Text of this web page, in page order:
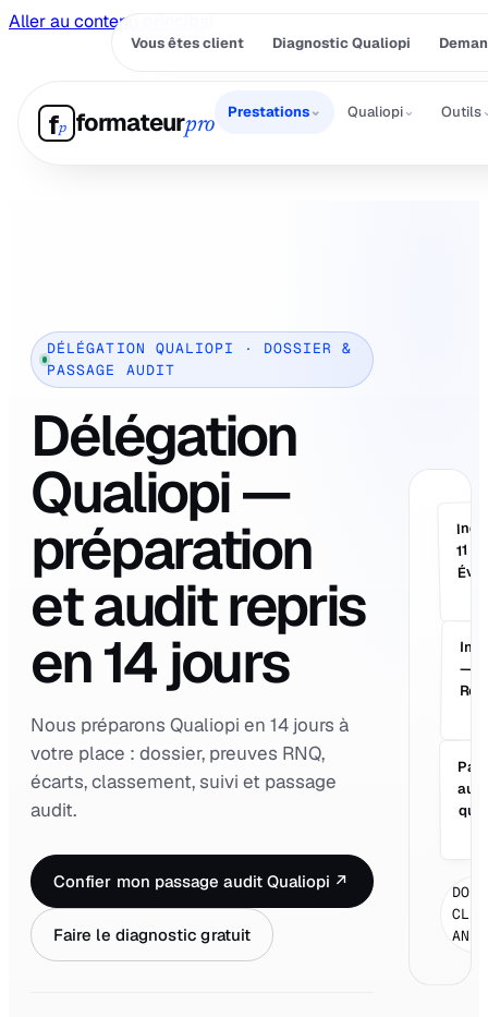
Aller au contenu principal
Vous êtes client Diagnostic Qualiopi
fp formateurpro
Prestations⌄ Qualiopi⌄ Outils
DÉLÉGATION QUALIOPI · DOSSIER &
PASSAGE AUDIT
Délégation
Qualiopi —
préparation
et audit repris
en 14 jours
Nous préparons Qualiopi en 14 jours à
votre place : dossier, preuves RNQ,
écarts, classement, suivi et passage
audit.
Confier mon passage audit Qualiopi ↗
Faire le diagnostic gratuit
11 —
—